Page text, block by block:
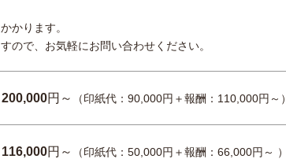
かります。
ので、お気軽にお問い合わせください。
200,000円～ （印紙代：90,000円＋報酬：110,000円～）
116,000円～ （印紙代：50,000円＋報酬：66,000円～ ）